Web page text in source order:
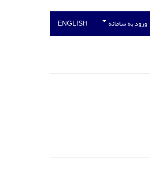
ورود به سامانه ENGLISH